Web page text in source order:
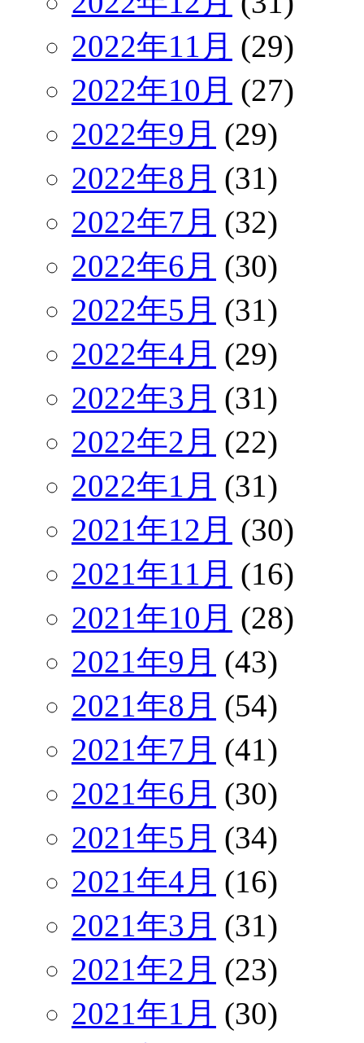
2022年11月 (29)
2022年10月 (27)
2022年9月 (29)
2022年8月 (31)
2022年7月 (32)
2022年6月 (30)
2022年5月 (31)
2022年4月 (29)
2022年3月 (31)
2022年2月 (22)
2022年1月 (31)
2021年12月 (30)
2021年11月 (16)
2021年10月 (28)
2021年9月 (43)
2021年8月 (54)
2021年7月 (41)
2021年6月 (30)
2021年5月 (34)
2021年4月 (16)
2021年3月 (31)
2021年2月 (23)
2021年1月 (30)